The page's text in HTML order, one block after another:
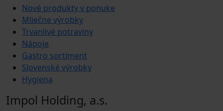
Nové produkty v ponuke
Mliečne výrobky
Trvanlivé potraviny
Nápoje
Gastro sortiment
Slovenské výrobky
Hygiena
Impol Holding, a.s.